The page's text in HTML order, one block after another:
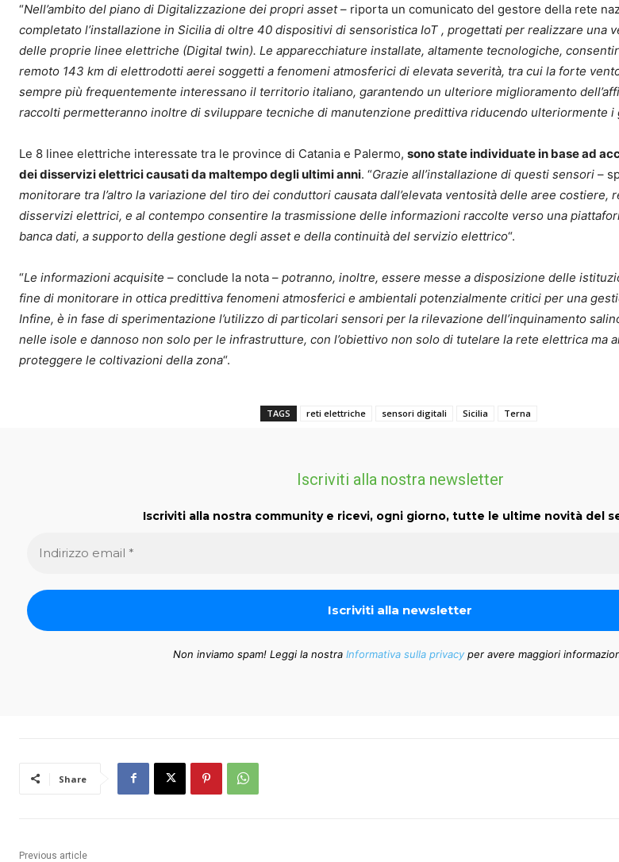
“Nell’ambito del piano di Digitalizzazione dei propri asset– riporta un comunicato del gestore della rete
completato l’installazione in Sicilia di oltre 40 dispositivi di sensoristica IoT , progettati per realizzare una
delle proprie linee elettriche (Digital twin). Le apparecchiature installate, altamente tecnologiche,
remoto 143 km di elettrodotti aerei soggetti a fenomeni atmosferici di elevata severità, tra cui la forte
sempre più frequentemente interessano il territorio italiano, garantendo un ulteriore miglioramento
raccolti permetteranno inoltre di sviluppare tecniche di manutenzione predittiva riducendo ulteriormente i
Le 8 linee elettriche interessate tra le province di Catania e Palermo, sono state individuate in base ad
dei disservizi elettrici causati da maltempo degli ultimi anni. “Grazie all’installazione di questi sensori –
monitorare tra l’altro la variazione del tiro dei conduttori causata dall’elevata ventosità delle aree costiere,
disservizi elettrici, e al contempo consentire la trasmissione delle informazioni raccolte verso una
banca dati, a supporto della gestione degli asset e della continuità del servizio elettrico“.
“Le informazioni acquisite – conclude la nota – potranno, inoltre, essere messe a disposizione delle
fine di monitorare in ottica predittiva fenomeni atmosferici e ambientali potenzialmente critici per una
Infine, è in fase di sperimentazione l’utilizzo di particolari sensori per la rilevazione dell’inquinamento
nelle isole e dannoso non solo per le infrastrutture, con l’obiettivo non solo di tutelare la rete elettrica ma
proteggere le coltivazioni della zona“.
TAGS reti elettriche sensori digitali Sicilia Terna
Iscriviti alla nostra newsletter
Iscriviti alla nostra community e ricevi, ogni giorno, tutte le ultime novità del
Non inviamo spam! Leggi la nostra Informativa sulla privacy per avere maggiori
Share
Previous article